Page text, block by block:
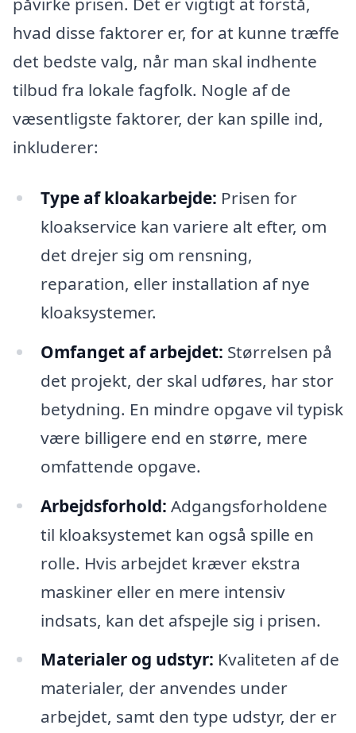
hvad disse faktorer er, for at kunne træffe
det bedste valg, når man skal indhente
tilbud fra lokale fagfolk. Nogle af de
væsentligste faktorer, der kan spille ind,
inkluderer:
Type af kloakarbejde: Prisen for
kloakservice kan variere alt efter, om
det drejer sig om rensning,
reparation, eller installation af nye
kloaksystemer.
Omfanget af arbejdet: Størrelsen på
det projekt, der skal udføres, har stor
betydning. En mindre opgave vil typisk
være billigere end en større, mere
omfattende opgave.
Arbejdsforhold: Adgangsforholdene
til kloaksystemet kan også spille en
rolle. Hvis arbejdet kræver ekstra
maskiner eller en mere intensiv
indsats, kan det afspejle sig i prisen.
Materialer og udstyr: Kvaliteten af de
materialer, der anvendes under
arbejdet, samt den type udstyr, der er